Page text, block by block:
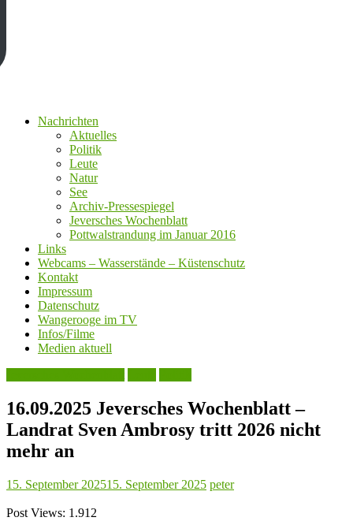
Nachrichten
Aktuelles
Politik
Leute
Natur
See
Archiv-Pressespiegel
Jeversches Wochenblatt
Pottwalstrandung im Januar 2016
Links
Webcams – Wasserstände – Küstenschutz
Kontakt
Impressum
Datenschutz
Wangerooge im TV
Infos/Filme
Medien aktuell
16.09.2025 Jeversches Wochenblatt –
Landrat Sven Ambrosy tritt 2026 nicht
mehr an
15. September 202515. September 2025 peter
Post Views: 1.912